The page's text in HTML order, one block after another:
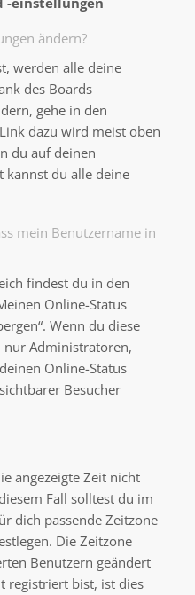
ändern?
werden alle deine
des Boards
gehe in den
dazu wird meist oben
du auf deinen
kannst du alle deine
mein Benutzername in
findest du in den
Online-Status
Wenn du diese
nur Administratoren,
Online-Status
Besucher
angezeigte Zeit nicht
Fall solltest du im
dich passende Zeitzone
Die Zeitzone
Benutzern geändert
registriert bist, ist dies